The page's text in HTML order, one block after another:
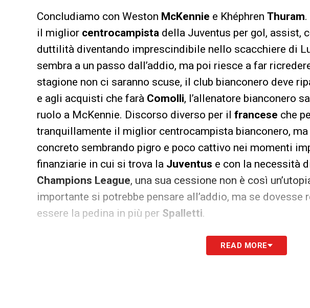
Concludiamo con Weston McKennie e Khéphren Thuram
il miglior centrocampista della Juventus per gol, assist,
duttilità diventando imprescindibile nello scacchiere di
sembra a un passo dall’addio, ma poi riesce a far
stagione non ci saranno scuse, il club bianconero deve
e agli acquisti che farà Comolli, l’allenatore bianconero
ruolo a McKennie. Discorso diverso per il francese che
tranquillamente il miglior centrocampista bianconero,
concreto sembrando pigro e poco cattivo nei momenti
finanziarie in cui si trova la Juventus e con la necessità
Champions League, una sua cessione non è così
importante si potrebbe pensare all’addio, ma se dovesse
essere la pedina in più per Spalletti.
READ MORE